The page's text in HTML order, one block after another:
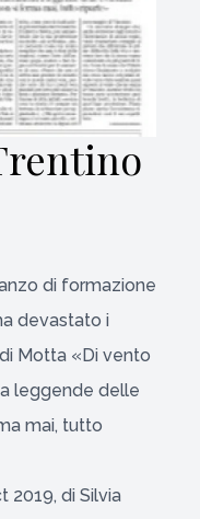
di formazione
devastato i
Motta «Di vento
leggende delle
mai, tutto
2019, di Silvia